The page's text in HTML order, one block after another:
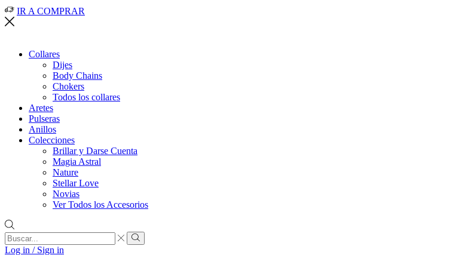
IR A COMPRAR
Collares
Dijes
Body Chains
Chokers
Todos los collares
Aretes
Pulseras
Anillos
Colecciones
Brillar y Darse Cuenta
Magia Astral
Nature
Stellar Love
Novias
Ver Todos los Accesorios
Search
input
Search
Log in / Sign in